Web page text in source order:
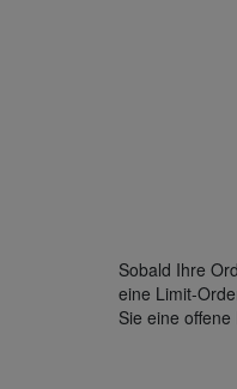
Sobald Ihre
eine Limit-
Sie eine